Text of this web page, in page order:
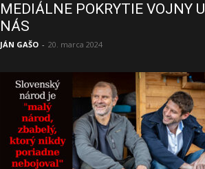
MEDIÁLNE POKRYTIE VOJNY U
NÁS
JÁN GAŠO - 20. marca 2024